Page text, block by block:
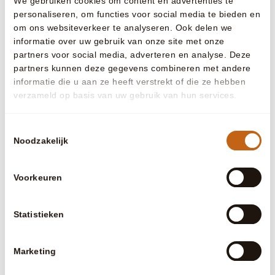
personaliseren, om functies voor social media te bieden en
om ons websiteverkeer te analyseren. Ook delen we
informatie over uw gebruik van onze site met onze
partners voor social media, adverteren en analyse. Deze
partners kunnen deze gegevens combineren met andere
informatie die u aan ze heeft verstrekt of die ze hebben
verzameld op basis van uw gebruik van hun services.
Noodzakelijk
Voorkeuren
Statistieken
Marketing
Bekijk alle projecten
Kom sfeer proeven
inspiratietuin